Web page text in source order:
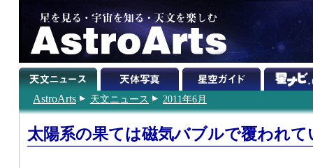
AstroArts 天文ニュース 2011年6月
太陽系の果ては磁気バブルで覆われて